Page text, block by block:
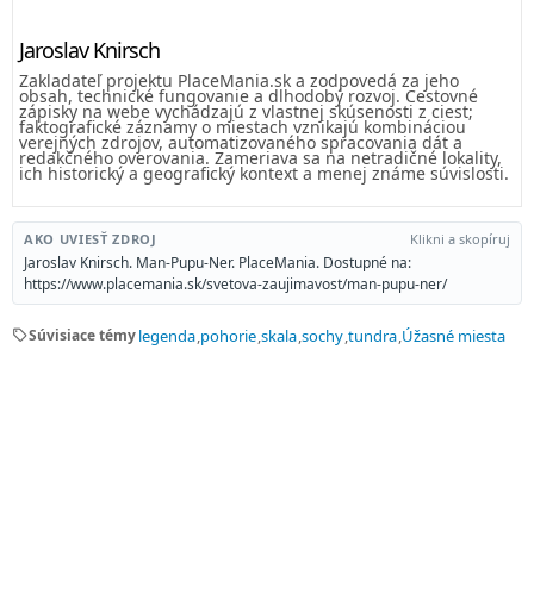
Jaroslav Knirsch
Zakladateľ projektu PlaceMania.sk a zodpovedá za jeho
obsah, technické fungovanie a dlhodobý rozvoj. Cestovné
zápisky na webe vychádzajú z vlastnej skúsenosti z ciest;
faktografické záznamy o miestach vznikajú kombináciou
verejných zdrojov, automatizovaného spracovania dát a
redakčného overovania. Zameriava sa na netradičné lokality,
ich historický a geografický kontext a menej známe súvislosti.
AKO UVIESŤ ZDROJ Klikni a skopíruj
Jaroslav Knirsch. Man-Pupu-Ner. PlaceMania. Dostupné na:
https://www.placemania.sk/svetova-zaujimavost/man-pupu-ner/
sellSúvisiace témylegenda pohorie skala sochy tundra Úžasné miesta